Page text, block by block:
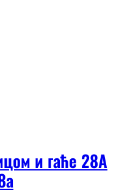
и гаће 28А